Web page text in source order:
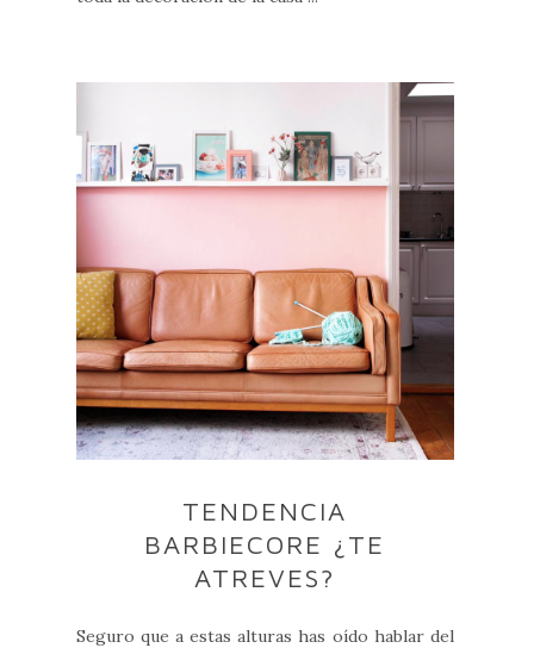
TENDENCIA
BARBIECORE ¿TE
ATREVES?
Seguro que a estas alturas has oído hablar del